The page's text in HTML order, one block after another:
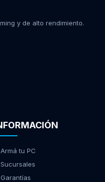
y de alto rendimiento.
Armá tu PC
Sucursales
Garantías